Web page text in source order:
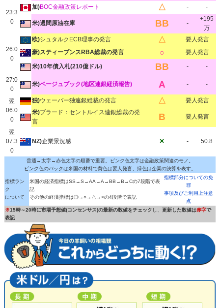
23:3
0
加)BOC金融政策レポート △ - -
米)週間原油在庫 BB -
+195
万
26:0
0
欧)シュタルクECB理事の発言 △
要人発言
豪)スティーブンスRBA総裁の発言
○ 要人発言
米)10年債入札(210億ドル) BB -
-
27:0
0
米)ベージュブック(地区連銀経済報告) A - -
翌
06:0
0
独)ウェーバー独連銀総裁の発言 △
要人発言
米)ブラード：セントルイス連銀総裁の発
言
B 要人発言
翌
07:3
0
NZ)企業景況感 × - 50.8
普通→太字→赤色太字の順番で重要。ピンク色太字は金融政策関連のモノ。
ピンク色のバックは米国の材料で黄色は要人発言、緑色は企業の決算を表す。
指標ラン
ク
について
米国の経済指標はSS→S→AA→A→BB→B→Cの7段階で表
記
その他の経済指標は◎→○→△→×の4段階で表記
指標部分についての免
罪
事項及びご利用上注意
点
※15時～20時に市場予想値(コンセンサス)の最新の数値をチェック し、 更新した数値は赤字で
表記